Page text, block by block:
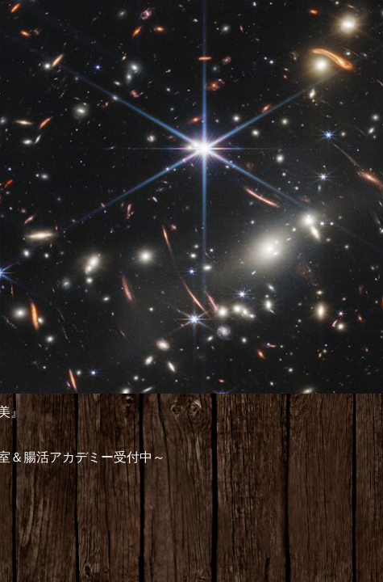
』
＆腸活アカデミー受付中～